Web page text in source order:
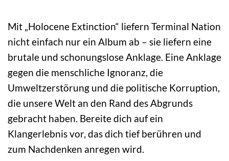
Mit „Holocene Extinction“ liefern Terminal Nation
nicht einfach nur ein Album ab – sie liefern eine
brutale und schonungslose Anklage. Eine Anklage
gegen die menschliche Ignoranz, die
Umweltzerstörung und die politische Korruption,
die unsere Welt an den Rand des Abgrunds
gebracht haben. Bereite dich auf ein
Klangerlebnis vor, das dich tief berühren und
zum Nachdenken anregen wird.